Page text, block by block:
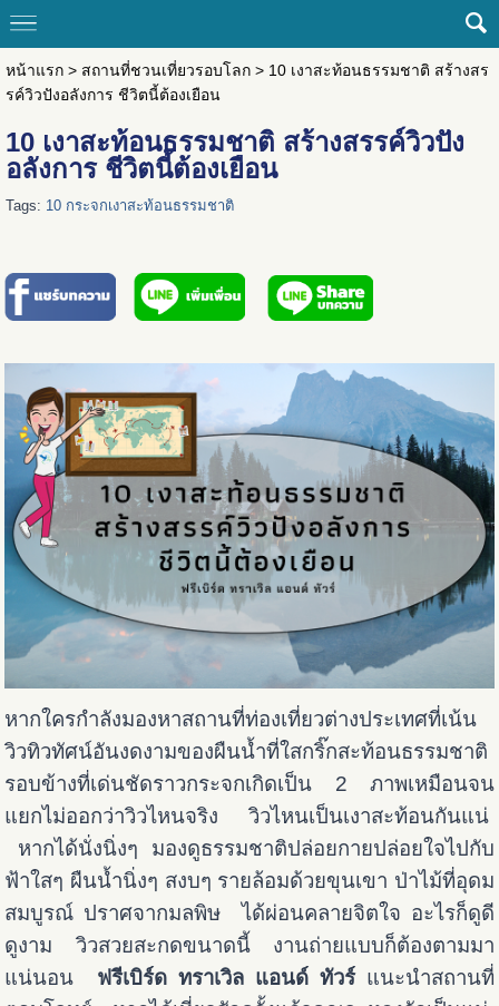
หน้าแรก> สถานที่ชวนเที่ยวรอบโลก> 10 เงาสะท้อนธรรมชาติ สร้างสร
รค์วิวปังอลังการ ชีวิตนี้ต้องเยือน
10 เงาสะท้อนธรรมชาติ สร้างสรรค์วิวปัง
อลังการ ชีวิตนี้ต้องเยือน
Tags: 10 กระจกเงาสะท้อนธรรมชาติ
หากใครกำลังมองหาสถานที่ท่องเที่ยวต่างประเทศที่เน้น
วิวทิวทัศน์อันงดงามของผืนน้ำที่ใสกริ๊กสะท้อนธรรมชาติ
รอบข้างที่เด่นชัดราวกระจกเกิดเป็น 2 ภาพเหมือนจน
แยกไม่ออกว่าวิวไหนจริง วิวไหนเป็นเงาสะท้อนกันแน่
หากได้นั่งนิ่งๆ มองดูธรรมชาติปล่อยกายปล่อยใจไปกับ
ฟ้าใสๆ ผืนน้ำนิ่งๆ สงบๆ รายล้อมด้วยขุนเขา ป่าไม้ที่อุดม
สมบูรณ์ ปราศจากมลพิษ ได้ผ่อนคลายจิตใจ อะไรก็ดูดี
ดูงาม วิวสวยสะกดขนาดนี้ งานถ่ายแบบก็ต้องตามมา
แน่นอน ฟรีเบิร์ด ทราเวิล แอนด์ ทัวร์แนะนำสถานที่